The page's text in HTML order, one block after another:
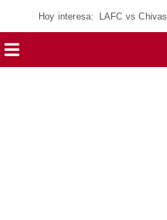
Hoy interesa: LAFC vs Chivas